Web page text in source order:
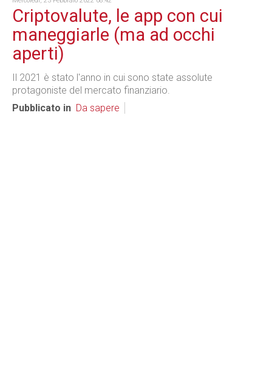
Criptovalute, le app con cui
maneggiarle (ma ad occhi
aperti)
Il 2021 è stato l'anno in cui sono state assolute
protagoniste del mercato finanziario.
Pubblicato in Da sapere